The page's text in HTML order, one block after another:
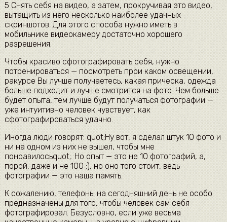
5 Снять себя на видео, а затем, прокручивая это видео,
вытащить из него несколько наиболее удачных
скриншотов. Для этого способа нужно иметь в
мобильнике видеокамеру достаточно хорошего
разрешения.
Чтобы красиво сфотографировать себя, нужно
потренироваться — посмотреть прри каком освещении,
ракурсе Вы лучше получаетесь, какая прическа, одежда
больше подходит и лучше смотрится на фото. Чем больше
будет опыта, тем лучше будут получаться фотографии —
уже интуитивно человек чувствует, как
сфотографироваться удачно.
Иногда люди говорят: quot;Ну вот, я сделал штук 10 фото и
ни на одном из них не вышел, чтобы мне
понравилосьquot;. Но опыт — это не 10 фотографий, а,
порой, даже и не 100 ;), но оно того стоит, ведь
фотографии — это наша память.
К сожалению, телефоны на сегодняшний день не особо
предназначены для того, чтобы человек сам себя
фотографировал. Безусловно, если уже весьма